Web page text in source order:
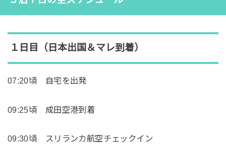
１日目（日本出国＆マレ到着）
07:20頃 自宅を出発
09:25頃 成田空港到着
09:30頃 スリランカ航空チェックイン